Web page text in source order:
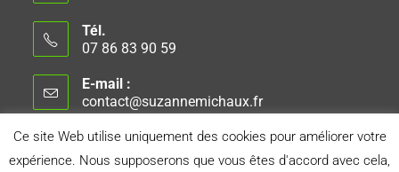
Tél.
07 86 83 90 59
E-mail :
contact@suzannemichaux.fr
Ce site Web utilise uniquement des cookies pour améliorer votre
expérience. Nous supposerons que vous êtes d'accord avec cela,